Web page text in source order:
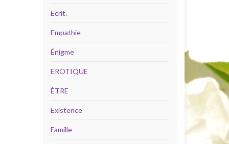
Ecrit.
Empathie
Énigme
EROTIQUE
ÊTRE
Existence
Famille